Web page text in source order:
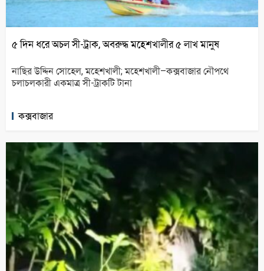
৫ দিন ধরে অচল সী-ট্রাক, অবরুদ্ধ মহেশখালীর ৫ লাখ মানুষ
নাছির উদ্দিন সোহেল, মহেশখালী; মহেশখালী–কক্সবাজার নৌপথে
চলাচলকারী একমাত্র সী-ট্রাকটি টানা
কক্সবাজার